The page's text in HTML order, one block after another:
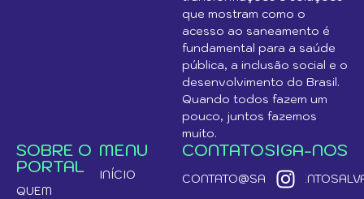
que mostram como o
acesso ao saneamento é
fundamental para a saúde
pública, a inclusão social e o
desenvolvimento do Brasil.
Quando todos fazem um
pouco, juntos fazemos
muito.
SOBRE O
PORTAL
QUEM
MENU
INÍCIO
CONTATOSIGA-NOS